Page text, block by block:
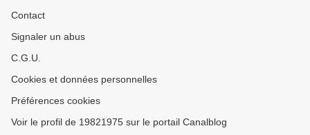
Contact
Signaler un abus
C.G.U.
Cookies et données personnelles
Préférences cookies
Voir le profil de 19821975 sur le portail Canalblog